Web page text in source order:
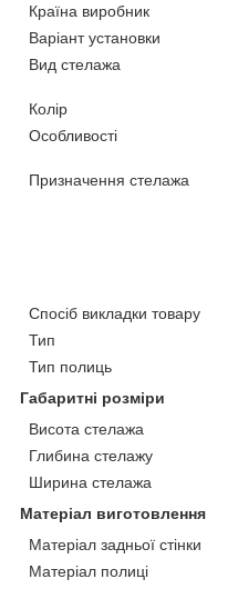
Країна виробник
Варіант установки
Вид стелажа
Колір
Особливості
Призначення стелажа
Спосіб викладки товару
Тип
Тип полиць
Габаритні розміри
Висота стелажа
Глибина стелажу
Ширина стелажа
Матеріал виготовлення
Матеріал задньої стінки
Матеріал полиці